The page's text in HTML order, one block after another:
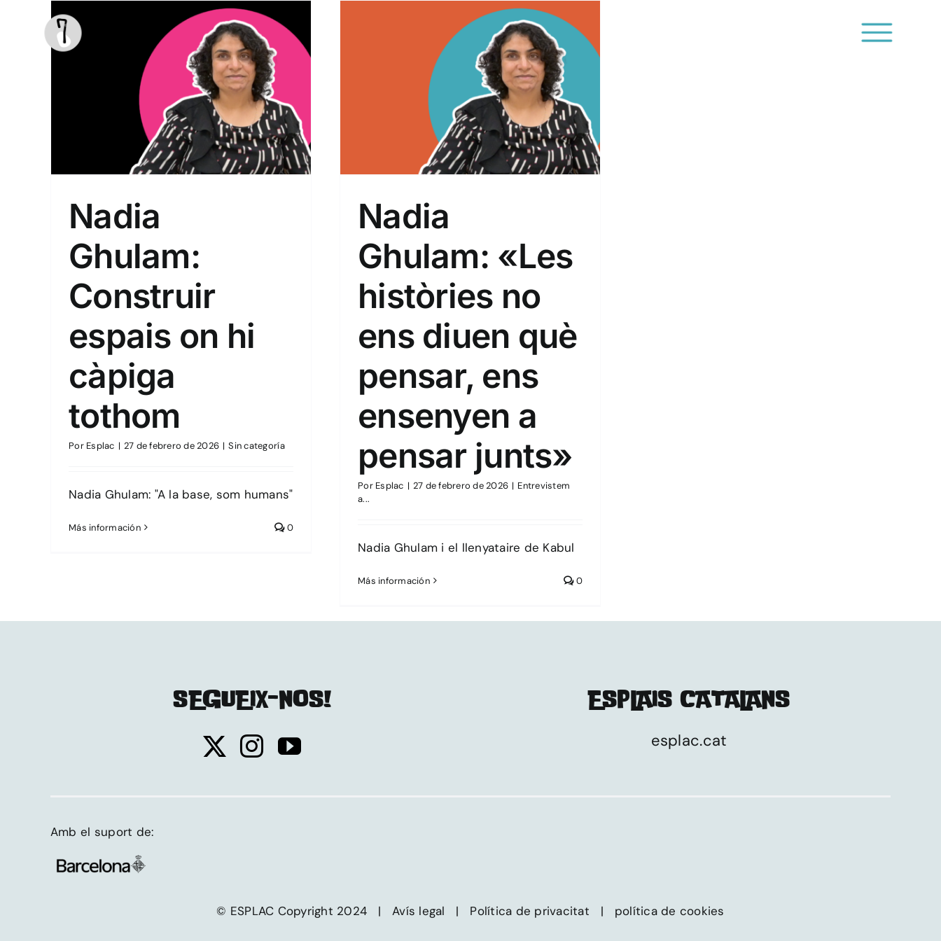
contenido
Sin categoría
Nadia
Ghulam:
Construir
espais on hi
càpiga
tothom
Por Esplac | 27 de febrero de 2026 | Sin categoría
Nadia Ghulam: "A la base, som humans"
Más información 0
Entrevistem a...
Nadia
Ghulam: «Les
històries no
ens diuen què
pensar, ens
ensenyen a
pensar junts»
Por Esplac | 27 de febrero de 2026 | Entrevistem
a...
Nadia Ghulam i el llenyataire de Kabul
Más información 0
SEGUEIX-NOS! ESPLAIS CATALANS
esplac.cat
Amb el suport de:
© ESPLAC Copyright 2024 | Avís legal | Política de privacitat | política de cookies